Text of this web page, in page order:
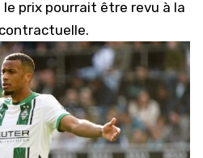
le prix pourrait être revu à la